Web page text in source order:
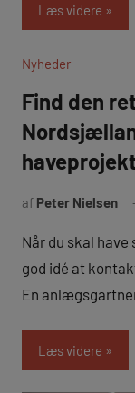
Læs videre
Nyheder
Find den
af Peter Nielsen
Når du skal
god idé at
En
Læs videre